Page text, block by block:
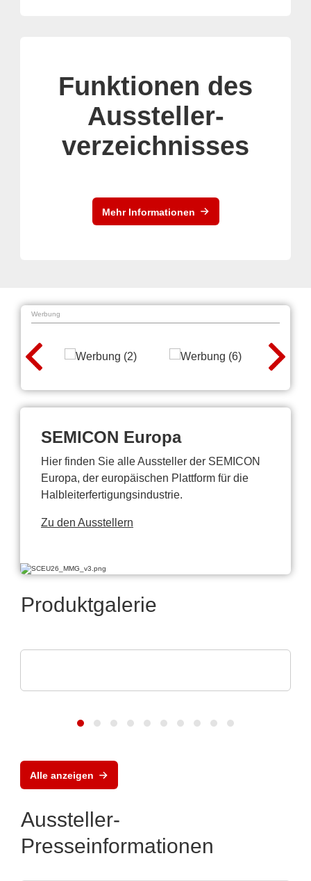
Funktionen des
Aussteller-
verzeichnisses
Mehr Informationen
Werbung
SEMICON Europa
Hier finden Sie alle Aussteller der SEMICON
Europa, der europäischen Plattform für die
Halbleiterfertigungsindustrie.
Zu den Ausstellern
Produktgalerie
Alle anzeigen
Aussteller-
Presseinformationen